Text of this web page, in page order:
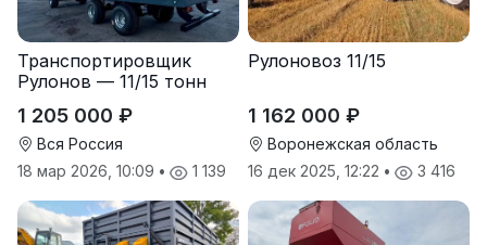
Транспортировщик
Рулонов — 11/15 тонн
1 205 000 ₽
Вся Россия
18 мар 2026, 10:09 • 1 139
Рулоновоз 11/15
1 162 000 ₽
Воронежская область
16 дек 2025, 12:22 • 3 416